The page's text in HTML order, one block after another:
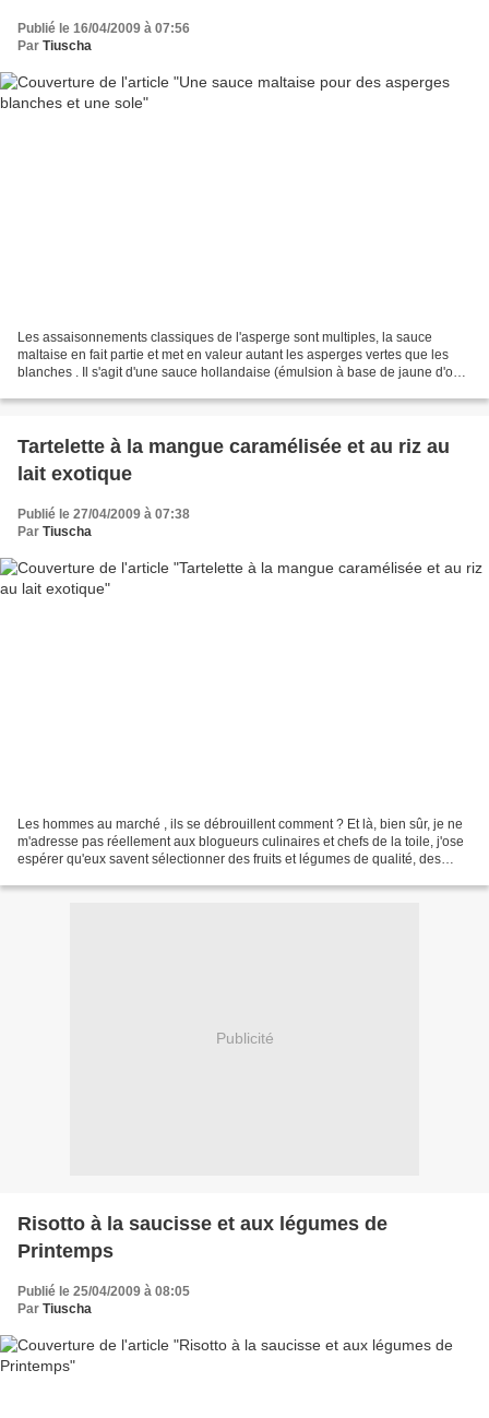
Publié le 16/04/2009 à 07:56
Par Tiuscha
Les assaisonnements classiques de l'asperge sont multiples, la sauce
maltaise en fait partie et met en valeur autant les asperges vertes que les
blanches . Il s'agit d'une sauce hollandaise (émulsion à base de jaune d'oeuf
Tartelette à la mangue caramélisée et au riz au
lait exotique
Publié le 27/04/2009 à 07:38
Par Tiuscha
Les hommes au marché , ils se débrouillent comment ? Et là, bien sûr, je ne
m'adresse pas réellement aux blogueurs culinaires et chefs de la toile, j'ose
espérer qu'eux savent sélectionner des fruits et légumes de qualité, des
Publicité
Risotto à la saucisse et aux légumes de
Printemps
Publié le 25/04/2009 à 08:05
Par Tiuscha